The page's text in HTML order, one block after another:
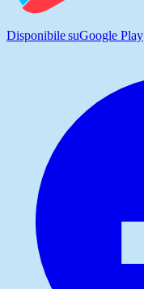
Disponibile suGoogle Play